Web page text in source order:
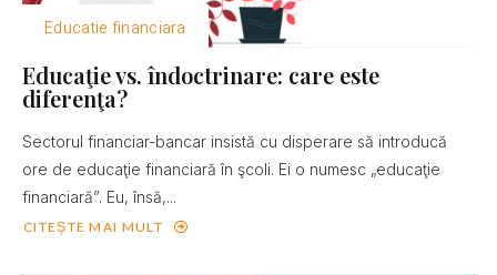
Educatie financiara
Educaţie vs. îndoctrinare: care este
diferenţa?
Sectorul financiar-bancar insistă cu disperare să introducă
ore de educaţie financiară în şcoli. Ei o numesc „educaţie
financiară”. Eu, însă,...
CITEȘTE MAI MULT